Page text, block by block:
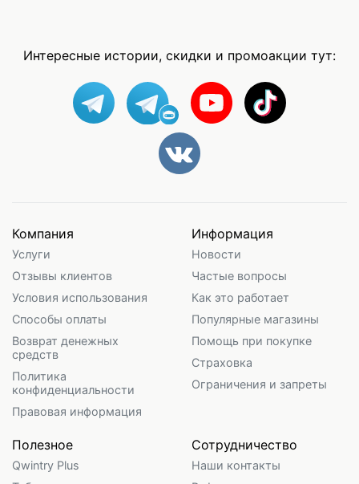
Интересные истории, скидки и промоакции тут:
Компания
Услуги
Отзывы клиентов
Условия использования
Способы оплаты
Возврат денежных
средств
Политика
конфиденциальности
Правовая информация
Информация
Новости
Частые вопросы
Как это работает
Популярные магазины
Помощь при покупке
Страховка
Ограничения и запреты
Полезное
Qwintry Plus
Сотрудничество
Наши контакты